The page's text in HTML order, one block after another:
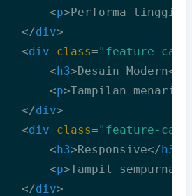
<p>Performa tinggi
</div>
<div class="feature-
<h3>Desain Modern</
<p>Tampilan
</div>
<div class="feature-
<h3>Responsive</h3
<p>Tampil sempurna
</div>